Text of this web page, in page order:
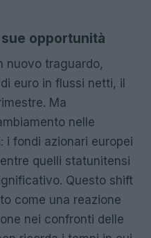
sue opportunità
nuovo traguardo,
euro in flussi netti, il
Ma
nelle
i fondi azionari europei
quelli statunitensi
Questo shift
come una reazione
nei confronti delle